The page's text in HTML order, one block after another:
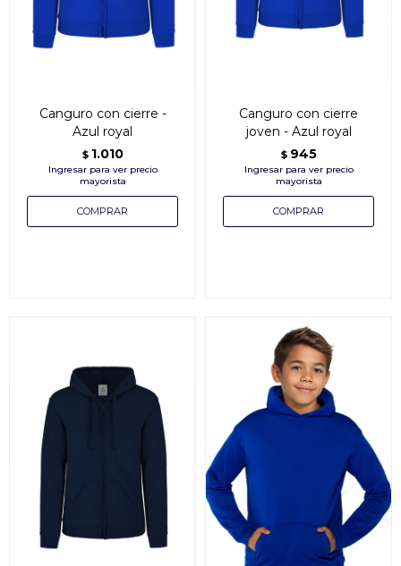
Canguro con cierre -
Azul royal
$ 1.010
Canguro con cierre
joven - Azul royal
$ 945